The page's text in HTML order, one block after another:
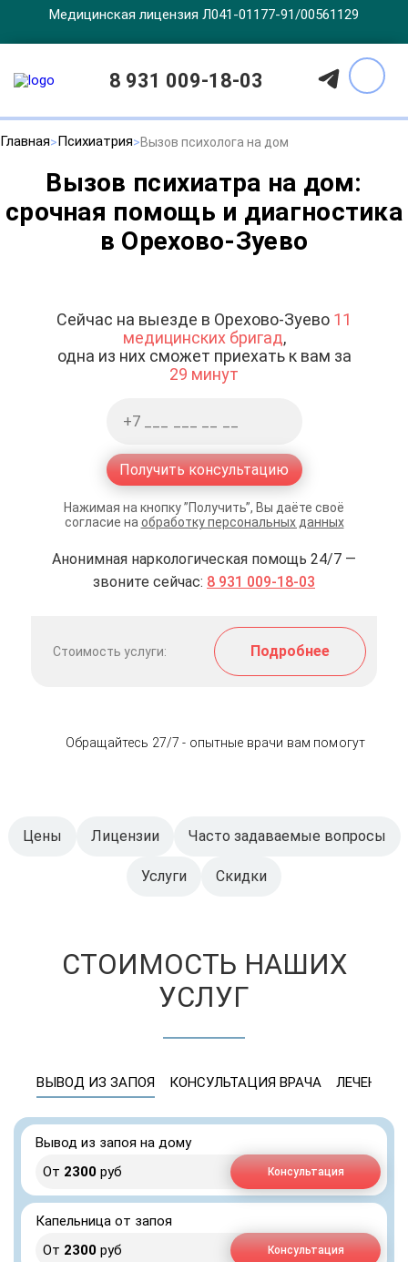
Медицинская лицензия Л041-01177-91/00561129
8 931 009-18-03
Главная Психиатрия Вызов психолога на дом
Вызов психиатра на дом:
срочная помощь и диагностика
в Орехово-Зуево
Сейчас на выезде в Орехово-Зуево 11
медицинских бригад,
одна из них сможет приехать к вам за
29 минут
Получить консультацию
Нажимая на кнопку ”Получить”, Вы даёте своё
согласие на обработку персональных данных
Анонимная наркологическая помощь 24/7 —
звоните сейчас: 8 931 009-18-03
Стоимость услуги: Подробнее
Обращайтесь 27/7 - опытные врачи вам помогут
Цены Лицензии Часто задаваемые вопросы
Услуги Скидки
СТОИМОСТЬ НАШИХ
УСЛУГ
ВЫВОД ИЗ ЗАПОЯ КОНСУЛЬТАЦИЯ ВРАЧА ЛЕЧЕНИЕ
Вывод из запоя на дому
От 2300 руб Консультация
Капельница от запоя
От 2300 руб Консультация